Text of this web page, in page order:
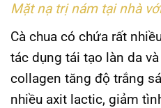
Mặt nạ trị nám tại nhà
Cà chua có chứa rất
tác dụng tái tạo làn da
collagen tăng độ trắng
nhiều axit lactic, giảm